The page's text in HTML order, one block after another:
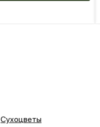
Сухоцветы